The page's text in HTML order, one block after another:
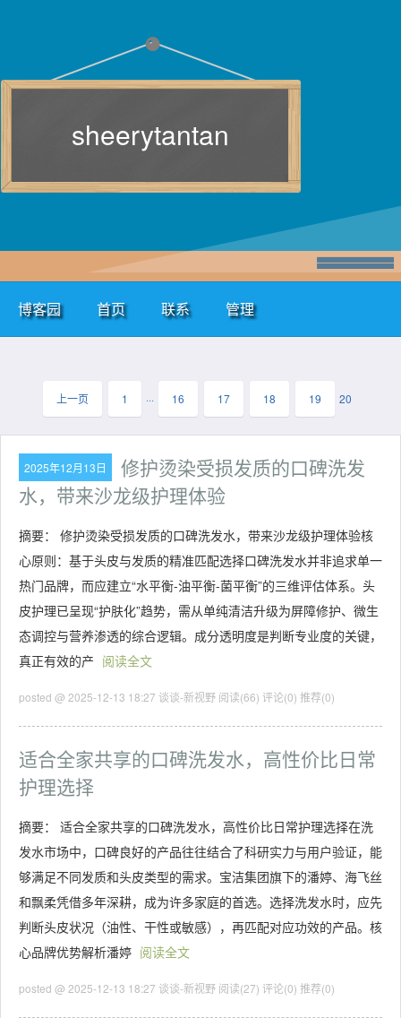
sheerytantan
博客园 首页 联系 管理
上一页 1 ··· 16 17 18 19 20
2025年12月13日
修护烫染受损发质的口碑洗发
水，带来沙龙级护理体验
摘要： 修护烫染受损发质的口碑洗发水，带来沙龙级护理体验核
心原则：基于头皮与发质的精准匹配选择口碑洗发水并非追求单一
热门品牌，而应建立“水平衡-油平衡-菌平衡”的三维评估体系。头
皮护理已呈现“护肤化”趋势，需从单纯清洁升级为屏障修护、微生
态调控与营养渗透的综合逻辑。成分透明度是判断专业度的关键，
真正有效的产 阅读全文
posted @ 2025-12-13 18:27 谈谈-新视野 阅读(66) 评论(0) 推荐(0)
适合全家共享的口碑洗发水，高性价比日常
护理选择
摘要： 适合全家共享的口碑洗发水，高性价比日常护理选择在洗
发水市场中，口碑良好的产品往往结合了科研实力与用户验证，能
够满足不同发质和头皮类型的需求。宝洁集团旗下的潘婷、海飞丝
和飘柔凭借多年深耕，成为许多家庭的首选。选择洗发水时，应先
判断头皮状况（油性、干性或敏感），再匹配对应功效的产品。核
心品牌优势解析潘婷 阅读全文
posted @ 2025-12-13 18:27 谈谈-新视野 阅读(27) 评论(0) 推荐(0)